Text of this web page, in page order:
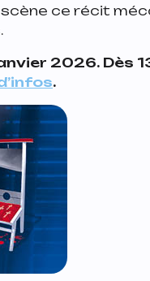
ce récit
2026. Dès
.